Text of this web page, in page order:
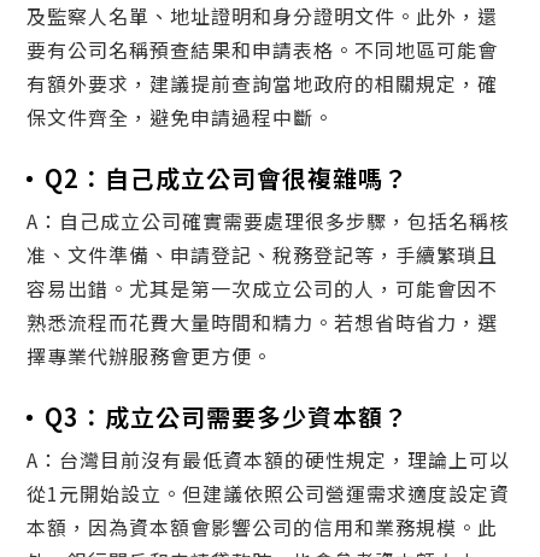
及監察人名單、地址證明和身分證明文件。此外，還
要有公司名稱預查結果和申請表格。不同地區可能會
有額外要求，建議提前查詢當地政府的相關規定，確
保文件齊全，避免申請過程中斷。
Q2：自己成立公司會很複雜嗎？
A：自己成立公司確實需要處理很多步驟，包括名稱核
准、文件準備、申請登記、稅務登記等，手續繁瑣且
容易出錯。尤其是第一次成立公司的人，可能會因不
熟悉流程而花費大量時間和精力。若想省時省力，選
擇專業代辦服務會更方便。
Q3：成立公司需要多少資本額？
A：台灣目前沒有最低資本額的硬性規定，理論上可以
從1元開始設立。但建議依照公司營運需求適度設定資
本額，因為資本額會影響公司的信用和業務規模。此